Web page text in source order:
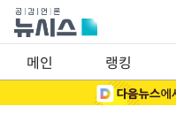
메인 랭킹